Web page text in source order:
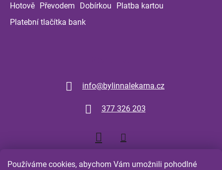
Používáme cookies, abychom Vám umožnili pohodlné
Hotově Převodem Dobírkou
Platba kartou
Platební tlačítka bank
info@bylinnalekarna.cz
377 326 203